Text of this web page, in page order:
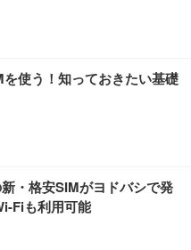
使う！知っておきたい基礎
・格安SIMがヨドバシで発
Fiも利用可能